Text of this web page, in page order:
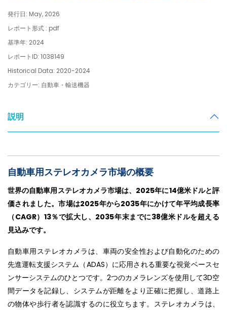
発行日: May, 2026
レポート形式 : pdf
基準年: 2024
レポートID: 1038149
Historical Data: 2020-2024
カテゴリー: 自動車・輸送機器
説明
自動車用ステレオカメラ市場の概要
世界の自動車用ステレオカメラ市場は、2025年に14億米ドルと評
価されました。市場は2025年から2035年にかけて年平均成長率
（CAGR）13％で拡大し、2035年末までに38億米ドルを超える
見込みです。
自動車用ステレオカメラは、車両の安全性および自動化のための
先進運転支援システム（ADAS）に応用される重要な視覚ベースセ
ンサーシステムのひとつです。2つのカメラレンズを使用して3D空
間データを記録し、システムが距離をより正確に把握し、道路上
の物体や歩行者を認識するのに役立ちます。ステレオカメラは、